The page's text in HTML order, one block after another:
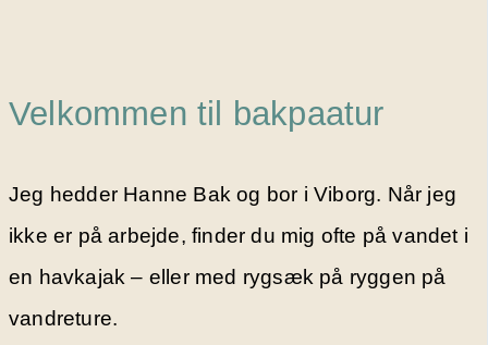
Velkommen til bakpaatur
Jeg hedder Hanne Bak og bor i Viborg. Når jeg
ikke er på arbejde, finder du mig ofte på vandet i
en havkajak – eller med rygsæk på ryggen på
vandreture.